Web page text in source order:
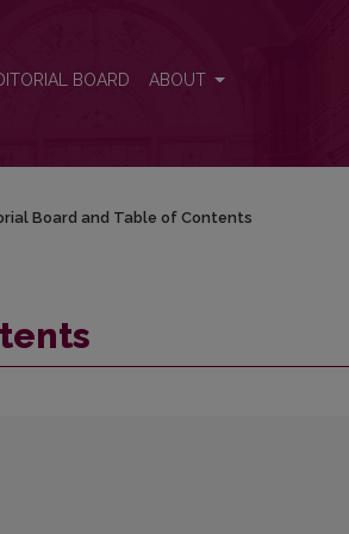
BOARD ABOUT
Board and Table of Contents